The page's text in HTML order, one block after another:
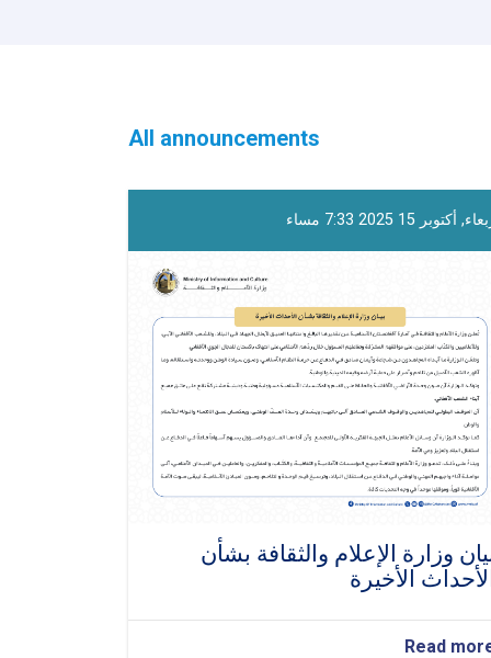
All announcements
أكتوبر 15 2025 7:33 مساء
وزارة الإعلام والثقافة بشأن
الأحداث الأخيرة
Read